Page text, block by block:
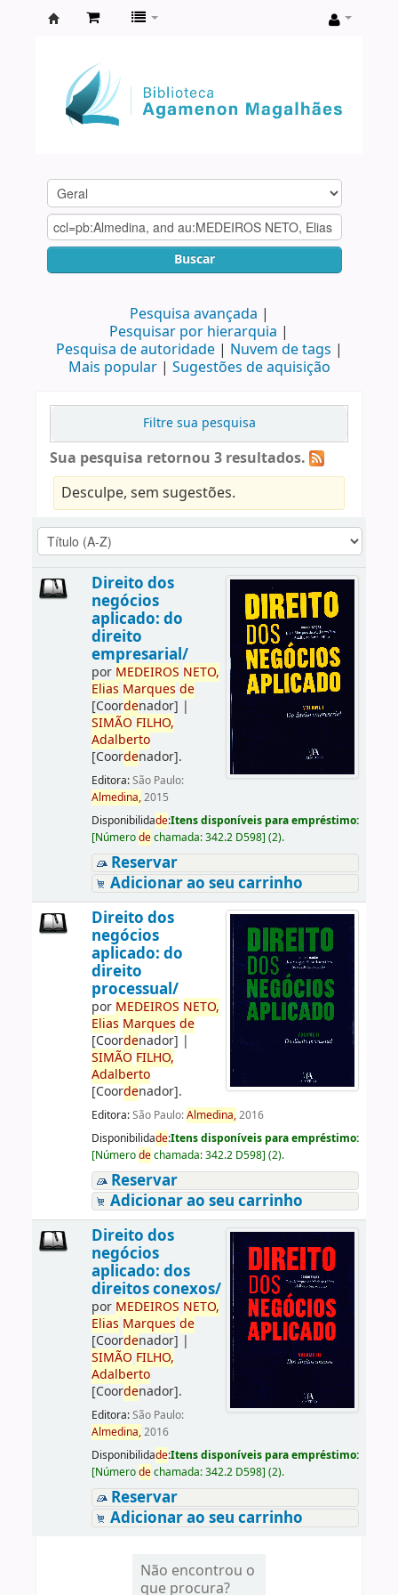
Agamenon
Magalhães
Buscar
Pesquisa avançada
Pesquisar por hierarquia
Pesquisa de autoridade
Nuvem de tags
Mais popular
Sugestões de aquisição
Filtre sua pesquisa
Sua pesquisa retornou 3 resultados.
Desculpe, sem sugestões.
Direito dos
negócios
aplicado: do
direito
empresarial/
por MEDEIROS NETO,
Elias Marques de
[Coordenador] |
SIMÃO FILHO,
Adalberto
[Coordenador].
Editora:São Paulo:
Almedina,2015
Disponibilidade:Itens disponíveis para empréstimo:
[Númerodechamada:342.2 D598] (2).
Reservar
Adicionar ao seu carrinho
Direito dos
negócios
aplicado: do
direito
processual/
por MEDEIROS NETO,
Elias Marques de
[Coordenador] |
SIMÃO FILHO,
Adalberto
[Coordenador].
Editora:São Paulo:Almedina,2016
Disponibilidade:Itens disponíveis para empréstimo:
[Númerodechamada:342.2 D598] (2).
Reservar
Adicionar ao seu carrinho
Direito dos
negócios
aplicado: dos
direitos conexos/
por MEDEIROS NETO,
Elias Marques de
[Coordenador] |
SIMÃO FILHO,
Adalberto
[Coordenador].
Editora:São Paulo:
Almedina,2016
Disponibilidade:Itens disponíveis para empréstimo:
[Númerodechamada:342.2 D598] (2).
Reservar
Adicionar ao seu carrinho
Não encontrou o
que procura?